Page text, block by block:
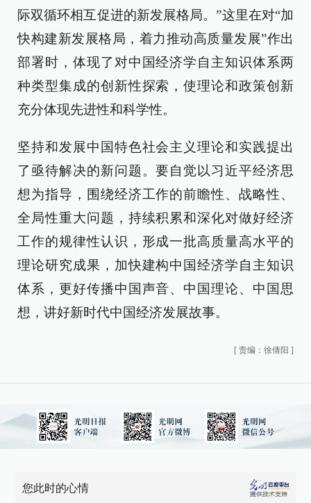
际双循环相互促进的新发展格局。”这里在对“加
快构建新发展格局，着力推动高质量发展”作出
部署时，体现了对中国经济学自主知识体系两
种类型集成的创新性探索，使理论和政策创新
充分体现先进性和科学性。
坚持和发展中国特色社会主义理论和实践提出
了亟待解决的新问题。要自觉以习近平经济思
想为指导，围绕经济工作的前瞻性、战略性、
全局性重大问题，持续积累和深化对做好经济
工作的规律性认识，形成一批高质量高水平的
理论研究成果，加快建构中国经济学自主知识
体系，更好传播中国声音、中国理论、中国思
想，讲好新时代中国经济发展故事。
[ 责编：徐倩阳 ]
您此时的心情